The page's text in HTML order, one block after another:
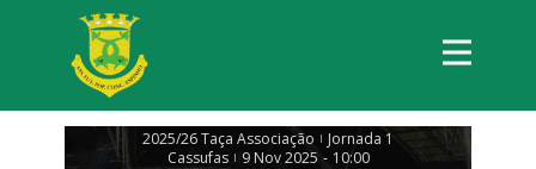
2025/26 Taça Associação | Jornada 1
Cassufas | 9 Nov 2025 - 10:00